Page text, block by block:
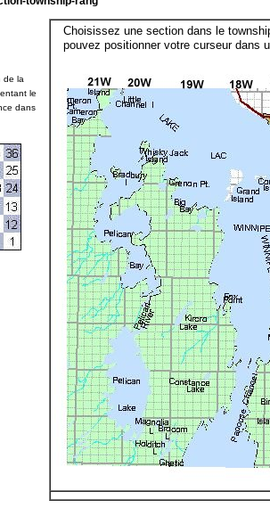
de la
le
dans
Choisissez une section dans le
pouvez positionner votre curseur dans